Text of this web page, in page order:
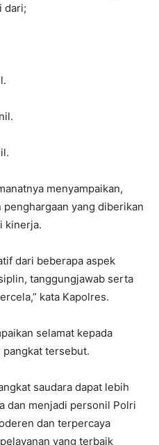
dari;
menyampaikan,
yang diberikan
kinerja.
dari beberapa aspek
tanggungjawab serta
kata Kapolres.
selamat kepada
tersebut.
saudara dapat lebih
dan menjadi personil Polri
dan terpercaya
yang terbaik